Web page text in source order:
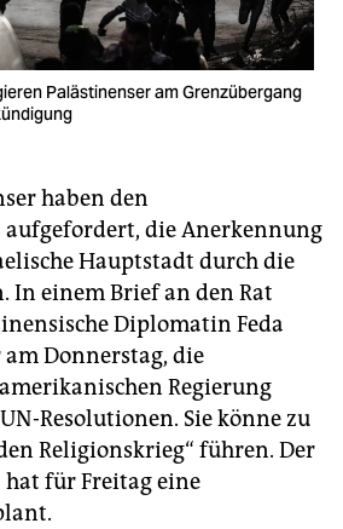
Palästinenser am Grenzübergang
haben den
die Anerkennung
Hauptstadt durch die
In einem Brief an den Rat
Diplomatin Feda
Donnerstag, die
Regierung
Resolutionen. Sie könne zu
Religionskrieg“ führen. Der
für Freitag eine